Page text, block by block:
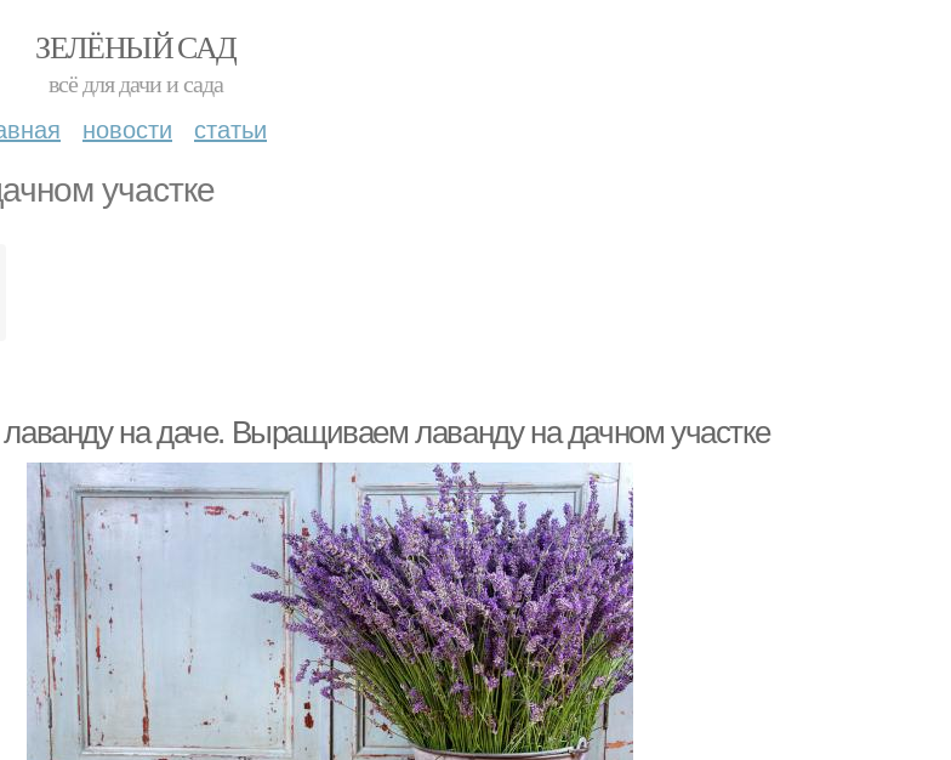
ЗЕЛЁНЫЙ САД
всё для дачи и сада
новости статьи
участке
лаванду на даче. Выращиваем лаванду на дачном участке